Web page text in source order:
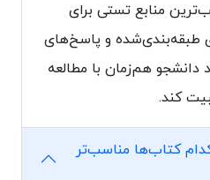
منابع تستی برای
طبقه‌بندی‌شده و پاسخ‌های
هم‌زمان با مطالعه
کند.
کتاب‌ها مناسب‌تر